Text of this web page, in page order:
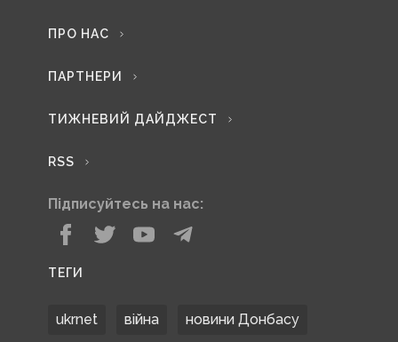
ПРО НАС
ПАРТНЕРИ
ТИЖНЕВИЙ ДАЙДЖЕСТ
RSS
Підписуйтесь на нас:
ТЕГИ
ukrnet війна новини Донбасу